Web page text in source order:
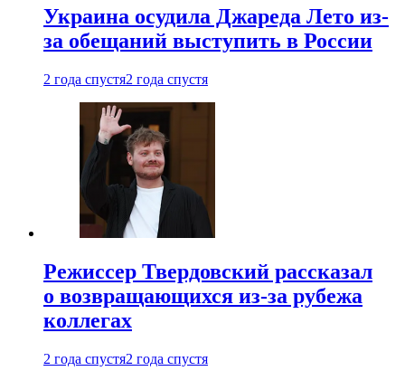
Украина осудила Джареда Лето из-
за обещаний выступить в России
2 года спустя2 года спустя
Режиссер Твердовский рассказал
о возвращающихся из-за рубежа
коллегах
2 года спустя2 года спустя